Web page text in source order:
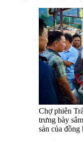
Chợ phiên
trưng bày
sản của